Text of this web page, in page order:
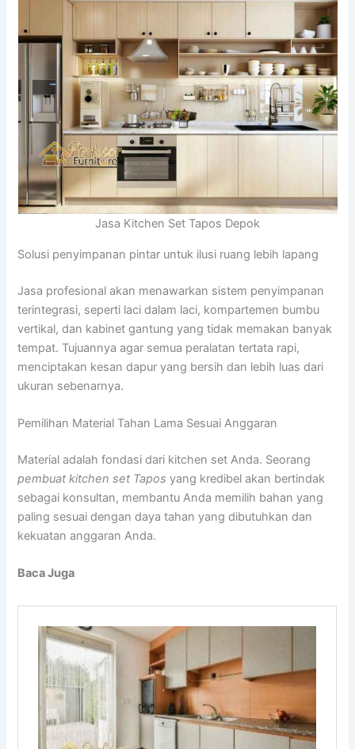
Jasa Kitchen Set Tapos Depok
Solusi penyimpanan pintar untuk ilusi ruang lebih lapang
Jasa profesional akan menawarkan sistem penyimpanan
terintegrasi, seperti laci dalam laci, kompartemen bumbu
vertikal, dan kabinet gantung yang tidak memakan banyak
tempat. Tujuannya agar semua peralatan tertata rapi,
menciptakan kesan dapur yang bersih dan lebih luas dari
ukuran sebenarnya.
Pemilihan Material Tahan Lama Sesuai Anggaran
Material adalah fondasi dari kitchen set Anda. Seorang
pembuat kitchen set Tapos yang kredibel akan bertindak
sebagai konsultan, membantu Anda memilih bahan yang
paling sesuai dengan daya tahan yang dibutuhkan dan
kekuatan anggaran Anda.
Baca Juga